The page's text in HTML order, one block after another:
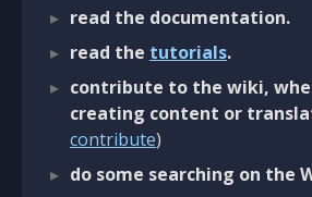
read the documentation.
read the tutorials.
contribute to the wiki,
creating content or
contribute)
do some searching on the